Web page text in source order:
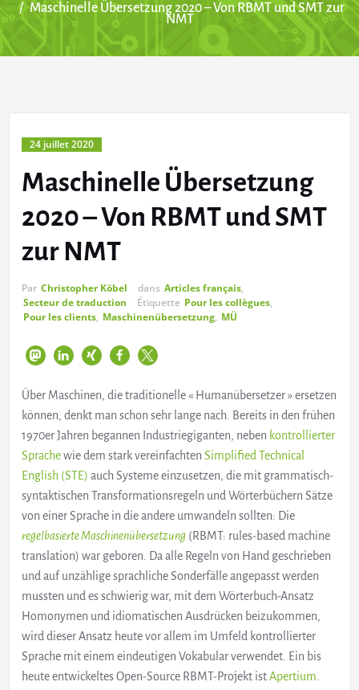
Maschinelle Übersetzung 2020 – Von RBMT und SMT zur
NMT
24 juillet 2020
Maschinelle Übersetzung
2020 – Von RBMT und SMT
zur NMT
Par Christopher Köbel dans Articles français,
Secteur de traduction
Étiquette Pour les collègues,
Pour les clients, Maschinenübersetzung, MÜ
Über Maschinen, die traditionelle « Humanübersetzer » ersetzen
können, denkt man schon sehr lange nach. Bereits in den frühen
1970er Jahren begannen Industriegiganten, neben kontrollierter
Sprachewie dem stark vereinfachten Simplified Technical
English (STE) auch Systeme einzusetzen, die mit grammatisch-
syntaktischen Transformationsregeln und Wörterbüchern Sätze
von einer Sprache in die andere umwandeln sollten: Die
regelbasierte Maschinenübersetzung(RBMT: rules-based machine
translation) war geboren. Da alle Regeln von Hand geschrieben
und auf unzählige sprachliche Sonderfälle angepasst werden
mussten und es schwierig war, mit dem Wörterbuch-Ansatz
Homonymen und idiomatischen Ausdrücken beizukommen,
wird dieser Ansatz heute vor allem im Umfeld kontrollierter
Sprache mit einem eindeutigen Vokabular verwendet. Ein bis
heute entwickeltes Open-Source RBMT-Projekt istApertium